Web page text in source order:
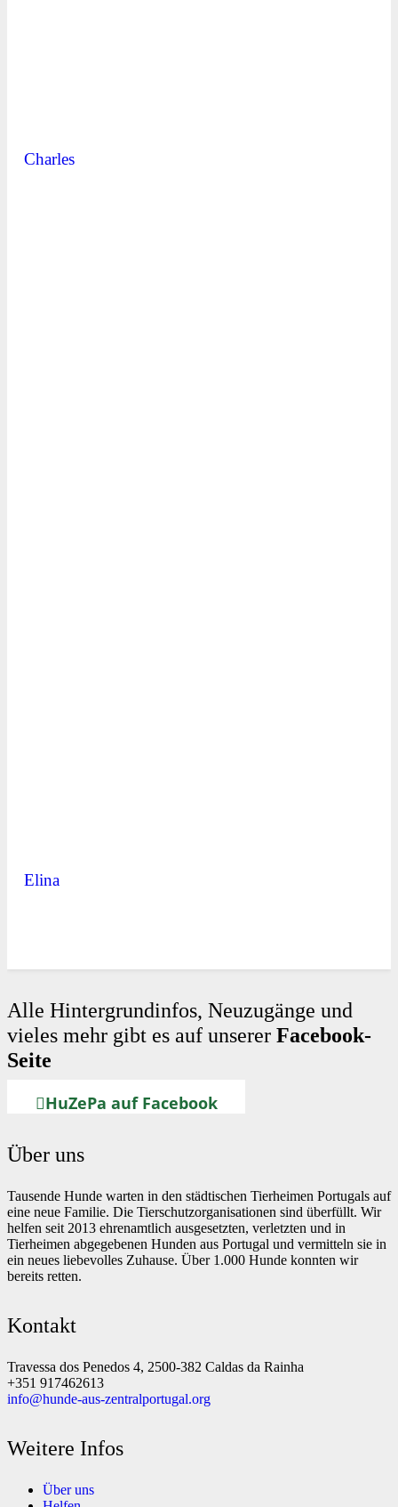
Charles
Elina
Alle Hintergrundinfos, Neuzugänge und
vieles mehr gibt es auf unserer Facebook-
Seite
HuZePa auf Facebook
Über uns
Tausende Hunde warten in den städtischen Tierheimen Portugals auf
eine neue Familie. Die Tierschutzorganisationen sind überfüllt. Wir
helfen seit 2013 ehrenamtlich ausgesetzten, verletzten und in
Tierheimen abgegebenen Hunden aus Portugal und vermitteln sie in
ein neues liebevolles Zuhause. Über 1.000 Hunde konnten wir
bereits retten.
Kontakt
Travessa dos Penedos 4, 2500-382 Caldas da Rainha
+351 917462613
info@hunde-aus-zentralportugal.org
Weitere Infos
Über uns